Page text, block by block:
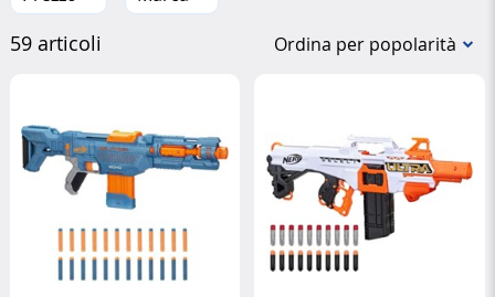
59 articoli Ordina per popolarità